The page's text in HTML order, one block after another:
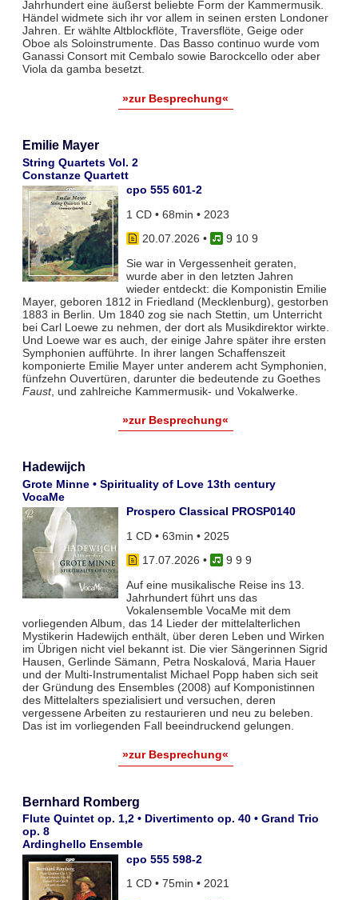
Jahrhundert eine äußerst beliebte Form der Kammermusik.
Händel widmete sich ihr vor allem in seinen ersten Londoner
Jahren. Er wählte Altblockflöte, Traversflöte, Geige oder
Oboe als Soloinstrumente. Das Basso continuo wurde vom
Ganassi Consort mit Cembalo sowie Barockcello oder aber
Viola da gamba besetzt.
»zur Besprechung«
Emilie Mayer
String Quartets Vol. 2
Constanze Quartett
cpo 555 601-2
1 CD • 68min • 2023
20.07.2026 •
9 10 9
Sie war in Vergessenheit geraten,
wurde aber in den letzten Jahren
wieder entdeckt: die Komponistin Emilie
Mayer, geboren 1812 in Friedland (Mecklenburg), gestorben
1883 in Berlin. Um 1840 zog sie nach Stettin, um Unterricht
bei Carl Loewe zu nehmen, der dort als Musikdirektor wirkte.
Und Loewe war es auch, der einige Jahre später ihre ersten
Symphonien aufführte. In ihrer langen Schaffenszeit
komponierte Emilie Mayer unter anderem acht Symphonien,
fünfzehn Ouvertüren, darunter die bedeutende zu Goethes
Faust, und zahlreiche Kammermusik- und Vokalwerke.
»zur Besprechung«
Hadewijch
Grote Minne • Spirituality of Love 13th century
VocaMe
Prospero Classical PROSP0140
1 CD • 63min • 2025
17.07.2026 •
9 9 9
Auf eine musikalische Reise ins 13.
Jahrhundert führt uns das
Vokalensemble VocaMe mit dem
vorliegenden Album, das 14 Lieder der mittelalterlichen
Mystikerin Hadewijch enthält, über deren Leben und Wirken
im Übrigen nicht viel bekannt ist. Die vier Sängerinnen Sigrid
Hausen, Gerlinde Sämann, Petra Noskalová, Maria Hauer
und der Multi-Instrumentalist Michael Popp haben sich seit
der Gründung des Ensembles (2008) auf Komponistinnen
des Mittelalters spezialisiert und versuchen, deren
vergessene Arbeiten zu restaurieren und neu zu beleben.
Das ist im vorliegenden Fall beeindruckend gelungen.
»zur Besprechung«
Bernhard Romberg
Flute Quintet op. 1,2 • Divertimento op. 40 • Grand Trio
op. 8
Ardinghello Ensemble
cpo 555 598-2
1 CD • 75min • 2021